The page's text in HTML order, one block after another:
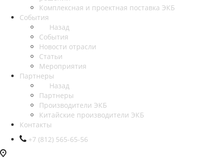
Комплексная и проектная поставка ЭКБ
События
Назад
События
Новости отрасли
Статьи
Мероприятия
Партнеры
Назад
Партнеры
Производители ЭКБ
Китайские производители ЭКБ
Контакты
+7 (812) 565-65-56